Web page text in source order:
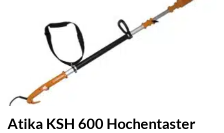
Atika KSH 600 Hochentaster